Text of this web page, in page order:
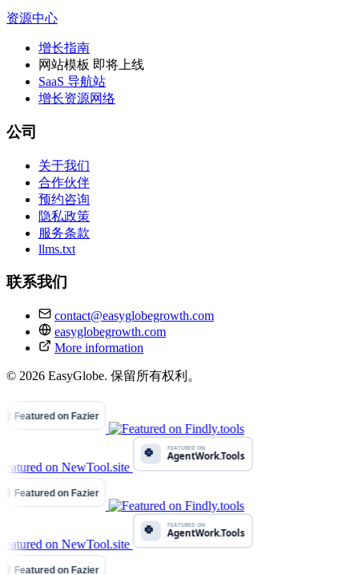
资源中心
增长指南
网站模板 即将上线
SaaS 导航站
增长资源网络
公司
关于我们
合作伙伴
预约咨询
隐私政策
服务条款
llms.txt
联系我们
contact@easyglobegrowth.com
easyglobegrowth.com
More information
© 2026 EasyGlobe. 保留所有权利。